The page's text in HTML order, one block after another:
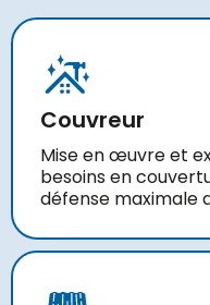
Couvreur
Mise en œuvre et
besoins en
défense maximale